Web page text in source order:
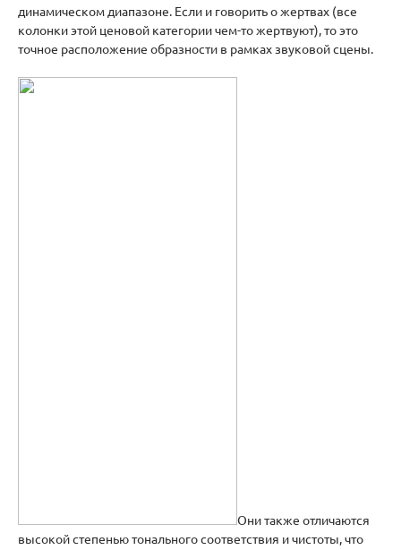
динамическом диапазоне. Если и говорить о жертвах (все
колонки этой ценовой категории чем-то жертвуют), то это
точное расположение образности в рамках звуковой сцены.
Они также отличаются
высокой степенью тонального соответствия и чистоты, что